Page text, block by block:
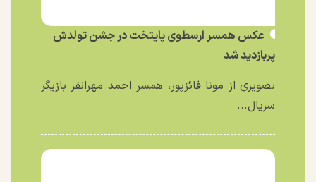
عکس همسر ارسطوی پایتخت در جشن تولدش
پربازدید شد
تصویری از مونا فائزپور، همسر احمد مهرانفر بازیگر
سریال...